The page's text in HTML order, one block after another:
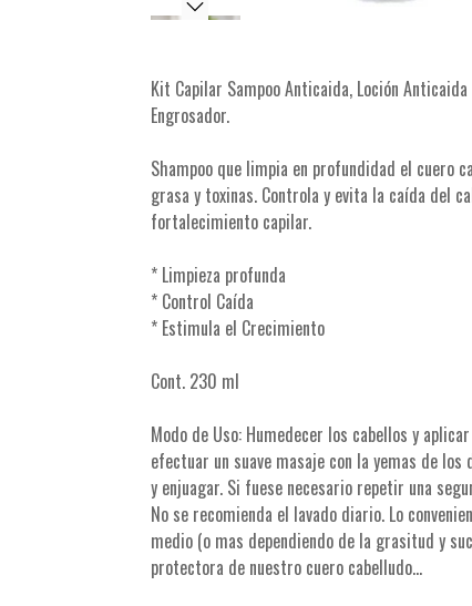
Kit Capilar Sampoo Anticaida, Loción
Engrosador.
Shampoo que limpia en profundidad el cuero
grasa y toxinas. Controla y evita la caída del
fortalecimiento capilar.
* Limpieza profunda
* Control Caída
* Estimula el Crecimiento
Cont. 230 ml
Modo de Uso: Humedecer los cabellos y
efectuar un suave masaje con la yemas de
y enjuagar. Si fuese necesario repetir una
No se recomienda el lavado diario. Lo
medio (o mas dependiendo de la grasitud y
protectora de nuestro cuero cabelludo...